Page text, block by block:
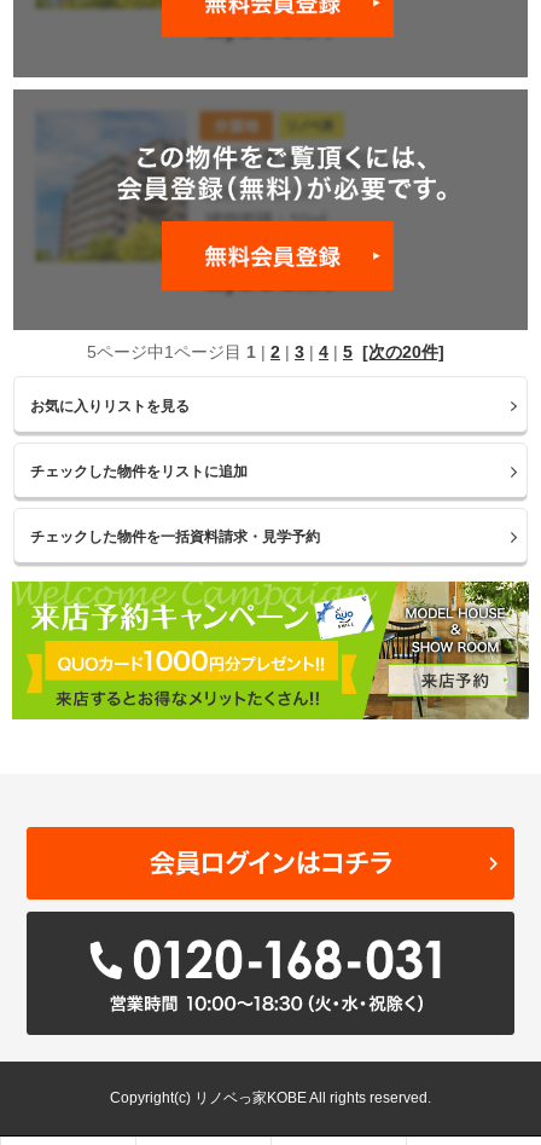
5ページ中1ページ目 1 | 2 | 3 | 4 | 5 [次の20件]
お気に入りリストを見る
Copyright(c) リノベっ家KOBE All rights reserved.